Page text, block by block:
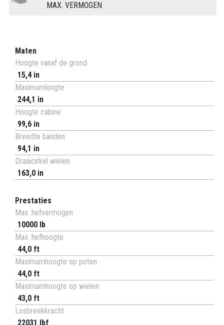
MAX. VERMOGEN
Maten
Hoogte vanaf de grond
15,4 in
Maximumlengte
244,1 in
Hoogte cabine
99,6 in
Breedte banden
94,1 in
Draaicirkel wielen
163,0 in
Prestaties
Max. hefvermogen
10000 lb
Max. hefhoogte
44,0 ft
Maximumhoogte op poten
44,0 ft
Maximumhoogte op wielen
43,0 ft
Losbreekkracht
22031 lbf